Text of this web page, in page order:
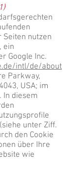
Seiten nutzen
ein
Google Inc.
intl/de/about
Parkway,
USA; im
In diesem
unter Ziff.
den Cookie
über Ihre
wie